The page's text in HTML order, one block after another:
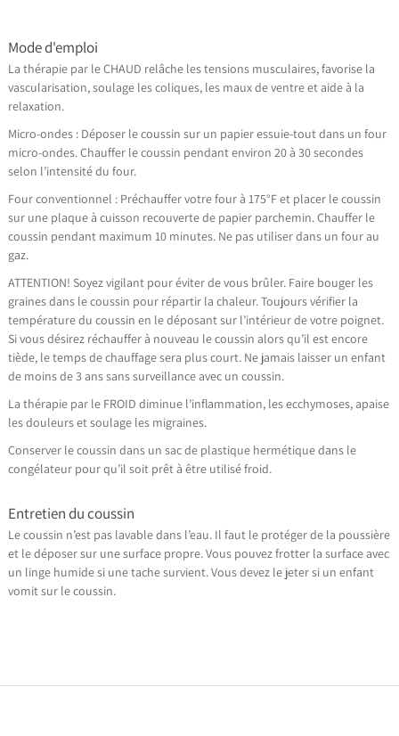
Mode d'emploi
La thérapie par le CHAUD relâche les tensions musculaires, favorise la
vascularisation, soulage les coliques, les maux de ventre et aide à la
relaxation.
Micro-ondes : Déposer le coussin sur un papier essuie-tout dans un four
micro-ondes. Chauffer le coussin pendant environ 20 à 30 secondes
selon l’intensité du four.
Four conventionnel : Préchauffer votre four à 175°F et placer le coussin
sur une plaque à cuisson recouverte de papier parchemin. Chauffer le
coussin pendant maximum 10 minutes. Ne pas utiliser dans un four au
gaz.
ATTENTION! Soyez vigilant pour éviter de vous brûler. Faire bouger les
graines dans le coussin pour répartir la chaleur. Toujours vérifier la
température du coussin en le déposant sur l’intérieur de votre poignet.
Si vous désirez réchauffer à nouveau le coussin alors qu’il est encore
tiède, le temps de chauffage sera plus court. Ne jamais laisser un enfant
de moins de 3 ans sans surveillance avec un coussin.
La thérapie par le FROID diminue l’inflammation, les ecchymoses, apaise
les douleurs et soulage les migraines.
Conserver le coussin dans un sac de plastique hermétique dans le
congélateur pour qu’il soit prêt à être utilisé froid.
Entretien du coussin
Le coussin n’est pas lavable dans l’eau. Il faut le protéger de la poussière
et le déposer sur une surface propre. Vous pouvez frotter la surface avec
un linge humide si une tache survient. Vous devez le jeter si un enfant
vomit sur le coussin.